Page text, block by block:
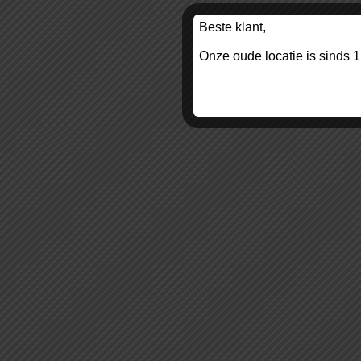
Beste klant,
Onze oude locatie is sinds